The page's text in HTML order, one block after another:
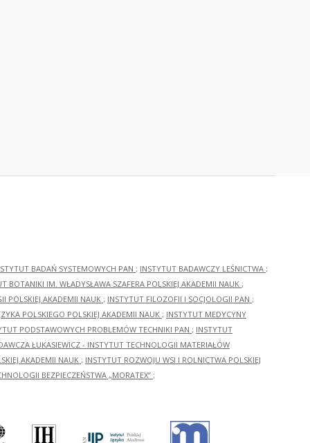
BADAŃ SYSTEMOWYCH PAN ; INSTYTUT BADAWCZY LEŚNICTWA ;
BOTANIKI IM. WŁADYSŁAWA SZAFERA POLSKIEJ AKADEMII NAUK ;
POLSKIEJ AKADEMII NAUK ; INSTYTUT FILOZOFII I SOCJOLOGII PAN ;
POLSKIEGO POLSKIEJ AKADEMII NAUK ; INSTYTUT MEDYCYNY
PODSTAWOWYCH PROBLEMÓW TECHNIKI PAN ; INSTYTUT
ŁUKASIEWICZ - INSTYTUT TECHNOLOGII MATERIAŁÓW
AKADEMII NAUK ; INSTYTUT ROZWOJU WSI I ROLNICTWA POLSKIEJ
BEZPIECZEŃSTWA „MORATEX” ;